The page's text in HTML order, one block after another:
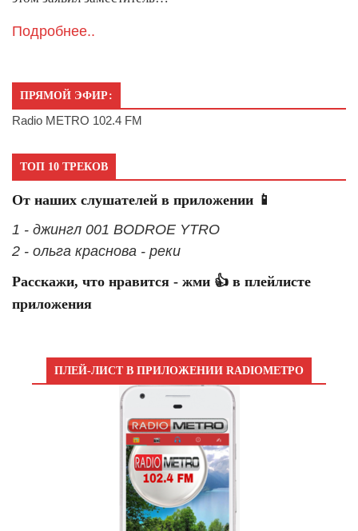
Подробнее..
ПРЯМОЙ ЭФИР:
Radio METRO 102.4 FM
ТОП 10 ТРЕКОВ
От наших слушателей в приложении 📱
1 - джингл 001 BODROE YTRO
2 - ольга краснова - реки
Расскажи, что нравится - жми 👍 в плейлисте
приложения
ПЛЕЙ-ЛИСТ В ПРИЛОЖЕНИИ RADIOМЕТРО